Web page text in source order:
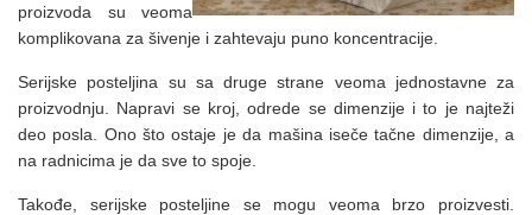
proizvoda su veoma
komplikovana za šivenje i zahtevaju puno koncentracije.
Serijske posteljina su sa druge strane veoma jednostavne za
proizvodnju. Napravi se kroj, odrede se dimenzije i to je najteži
deo posla. Ono što ostaje je da mašina iseče tačne dimenzije, a
na radnicima je da sve to spoje.
Takođe, serijske posteljine se mogu veoma brzo proizvesti.